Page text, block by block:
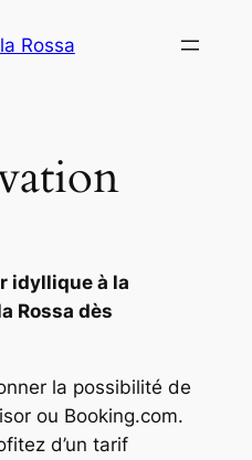
Rossa
idyllique à la
Rossa dès
la possibilité de
ou Booking.com.
d’un tarif